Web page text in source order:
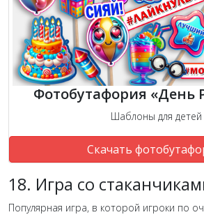
Фотобутафория «День
Шаблоны для детей
Скачать
18. Игра со
Популярная игра, в которой игроки по